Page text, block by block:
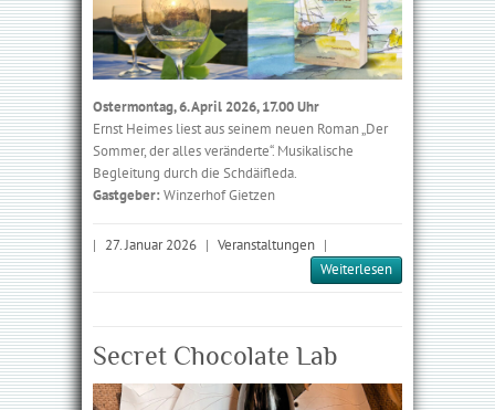
Ostermontag, 6. April 2026, 17.00 Uhr
Ernst Heimes liest aus seinem neuen Roman „Der
Sommer, der alles ver­änderte“. Musikalische
Begleitung durch die Schdäifleda.
Gastgeber: Winzerhof Gietzen
| 27. Januar 2026 | Veranstaltungen |
Weiterlesen
Secret Chocolate Lab